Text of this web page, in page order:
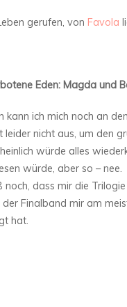
gerufen, von Favola
Eden: Magda und
kann ich mich noch an
leider nicht aus, um den
würde alles
würde, aber so – nee.
noch, dass mir die
Finalband mir am
hat.